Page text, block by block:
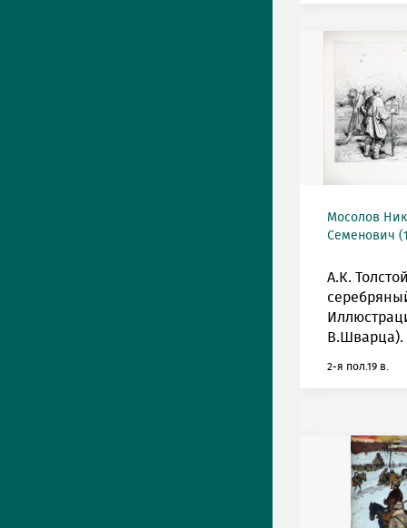
Мосолов
Семенович
А.К.
В.Шварца).
2-я пол.19 в.